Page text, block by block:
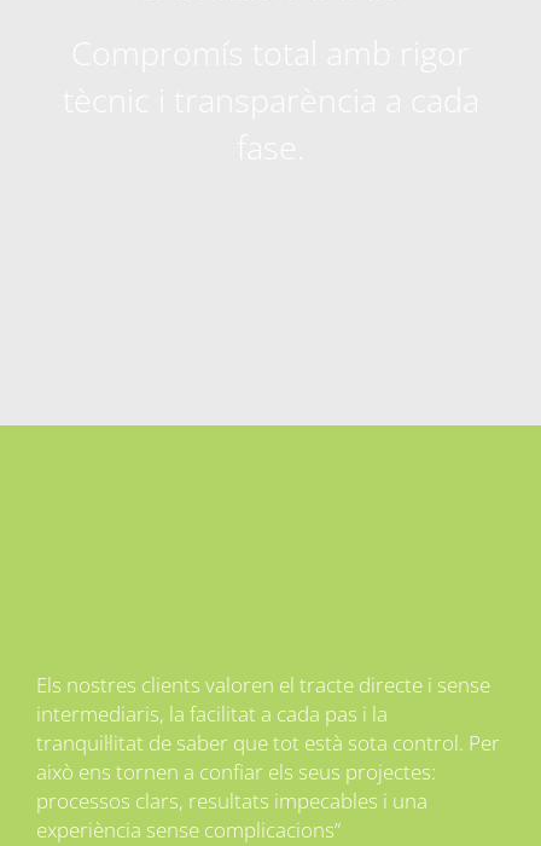
Els nostres clients valoren el tracte directe i sense
intermediaris, la facilitat a cada pas i la
tranquiŀlitat de saber que tot està sota control. Per
això ens tornen a confiar els seus projectes:
processos clars, resultats impecables i una
experiència sense complicacions”